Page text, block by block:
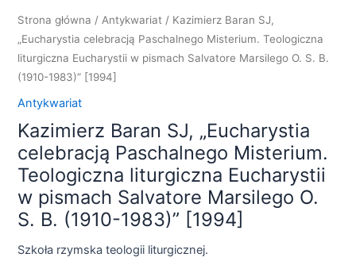
Strona główna /Antykwariat / Kazimierz Baran SJ,
„Eucharystia celebracją Paschalnego Misterium. Teologiczna
liturgiczna Eucharystii w pismach Salvatore Marsilego O. S. B.
(1910-1983)” [1994]
Antykwariat
Kazimierz Baran SJ, „Eucharystia
celebracją Paschalnego Misterium.
Teologiczna liturgiczna Eucharystii
w pismach Salvatore Marsilego O.
S. B. (1910-1983)” [1994]
Szkoła rzymska teologii liturgicznej.